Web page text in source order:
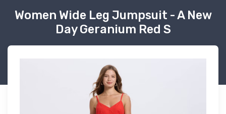
Women Wide Leg Jumpsuit - A New
Day Geranium Red S